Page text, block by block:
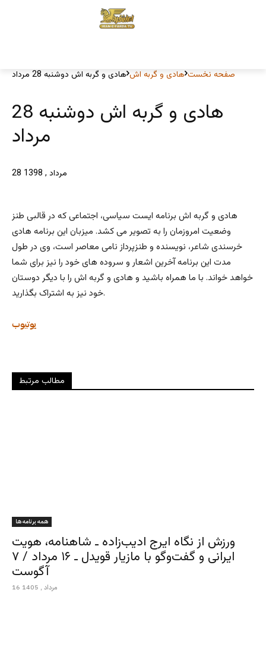
صفحه نخست هادی و گربه اش هادی و گربه اش دوشنبه 28 مرداد
هادی و گربه اش دوشنبه 28
مرداد
28 مرداد , 1398
هادی و گربه اش برنامه ایست سیاسی، اجتماعی که در قالبی طنز
وضعیت امروزمان را به تصویر می کشد. میزبان این برنامه هادی
خرسندی شاعر، نویسنده و طنزپرداز نامی معاصر است، وی در طول
مدت این برنامه آخرین اشعار و سروده های خود را نیز برای شما
خواهد خواند. با ما همراه باشید و هادی و گربه اش را با دیگر دوستان
خود نیز به اشتراک بگذارید.
یوتیوب
مطالب مرتبط
همه برنامه ها
ورزش از نگاه ایرج ادیب‌زاده ـ شاهنامه، هویت
ایرانی و گفت‌وگو با مازیار قویدل ـ ۱۶ مرداد / ۷
آگوست
16 مرداد , 1405